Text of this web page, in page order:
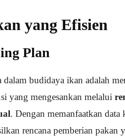
yang Efisien
Plan
dalam budidaya ikan adalah
yang mengesankan melalui
. Dengan memanfaatkan
rencana pemberian